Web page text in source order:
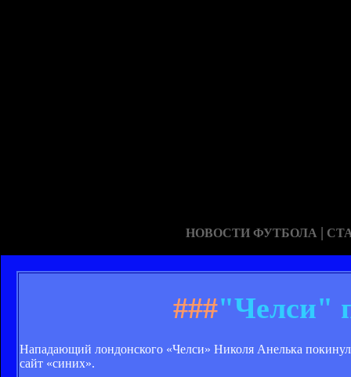
НОВОСТИ ФУТБОЛА |
###"Челси"
Нападающий лондонского «Челси» Николя Анелька
сайт «синих».